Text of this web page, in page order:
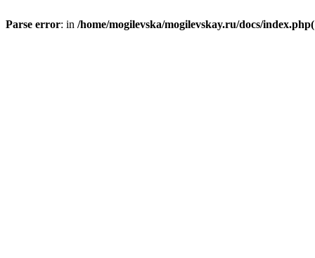
Parse error: in /home/mogilevska/mogilevskay.ru/docs/